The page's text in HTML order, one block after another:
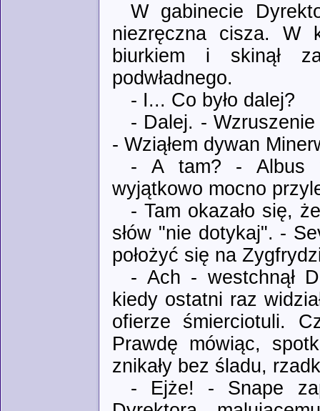
W gabinecie
niezręczna cisza. W
biurkiem i skinął
podwładnego.
- I... Co było dalej?
- Dalej. -
- Wziąłem dywan
- A tam? - Albus
wyjątkowo mocno
- Tam okazało się,
słów "nie dotykaj". -
położyć się na
- Ach - westchnął
kiedy ostatni raz
ofierze śmierciotuli.
Prawdę mówiąc,
znikały bez śladu,
- Ejże! - Snape